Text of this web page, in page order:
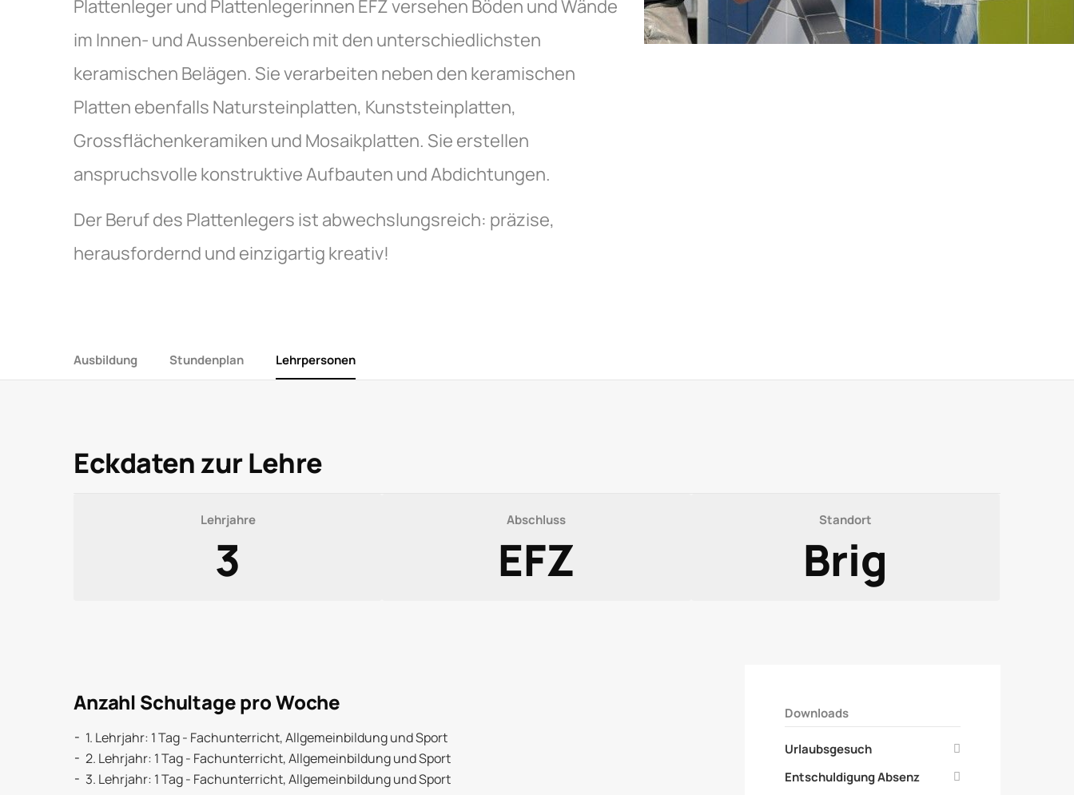
Vorbereitungskurs Natur und Technik
Plattenleger und Plattenlegerinnen EFZ versehen Böden und Wände
im Innen- und Aussenbereich mit den unterschiedlichsten
keramischen Belägen. Sie verarbeiten neben den keramischen
Platten ebenfalls Natursteinplatten, Kunststeinplatten,
Grossflächenkeramiken und Mosaikplatten. Sie erstellen
anspruchsvolle konstruktive Aufbauten und Abdichtungen.
Der Beruf des Plattenlegers ist abwechslungsreich: präzise,
herausfordernd und einzigartig kreativ!
Ausbildung Stundenplan Lehrpersonen
Eckdaten zur Lehre
Lehrjahre
3
Abschluss
EFZ
Standort
Brig
Anzahl Schultage pro Woche
1. Lehrjahr: 1 Tag - Fachunterricht, Allgemeinbildung und Sport
2. Lehrjahr: 1 Tag - Fachunterricht, Allgemeinbildung und Sport
3. Lehrjahr: 1 Tag - Fachunterricht, Allgemeinbildung und Sport
Downloads
Urlaubsgesuch
Entschuldigung Absenz